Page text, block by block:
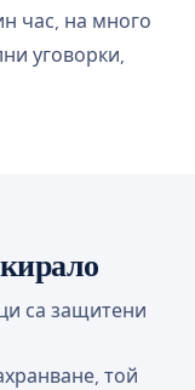
час, на много
уговорки,
са защитени
той